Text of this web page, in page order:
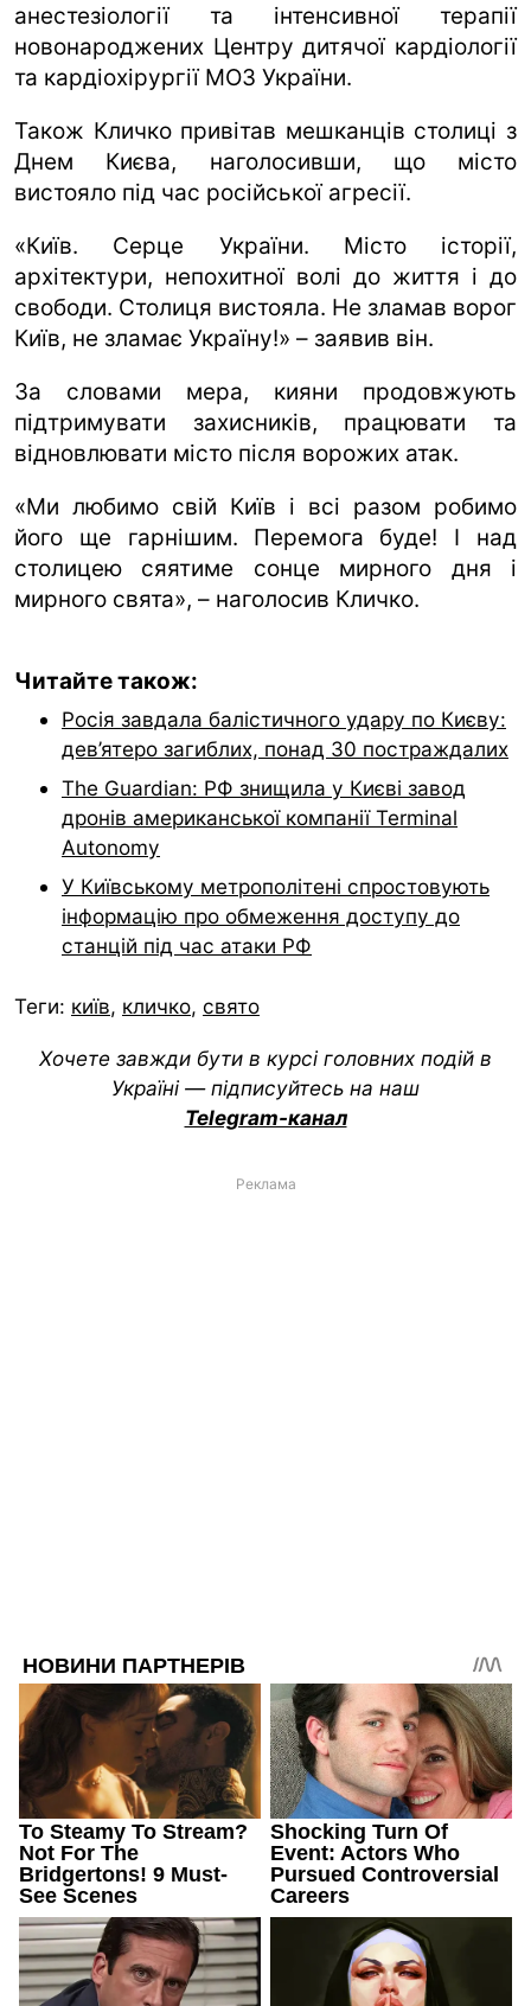
анестезіології та інтенсивної терапії
новонароджених Центру дитячої кардіології
та кардіохірургії МОЗ України.
Також Кличко привітав мешканців столиці з
Днем Києва, наголосивши, що місто
вистояло під час російської агресії.
«Київ. Серце України. Місто історії,
архітектури, непохитної волі до життя і до
свободи. Столиця вистояла. Не зламав ворог
Київ, не зламає Україну!» – заявив він.
За словами мера, кияни продовжують
підтримувати захисників, працювати та
відновлювати місто після ворожих атак.
«Ми любимо свій Київ і всі разом робимо
його ще гарнішим. Перемога буде! І над
столицею сяятиме сонце мирного дня і
мирного свята», – наголосив Кличко.
Читайте також:
Росія завдала балістичного удару по Києву:
дев’ятеро загиблих, понад 30 постраждалих
The Guardian: РФ знищила у Києві завод
дронів американської компанії Terminal
Autonomy
У Київському метрополітені спростовують
інформацію про обмеження доступу до
станцій під час атаки РФ
Теги: київ, кличко, свято
Хочете завжди бути в курсі головних подій в
Україні — підписуйтесь на наш
Telegram-канал
Реклама